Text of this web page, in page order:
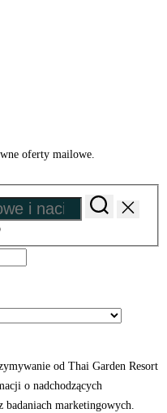
oferty mailowe.
od Thai Garden Resort
o nadchodzących
badaniach marketingowych.